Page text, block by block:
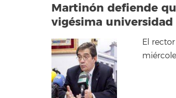
Martinón defiende
vigésima universidad
El